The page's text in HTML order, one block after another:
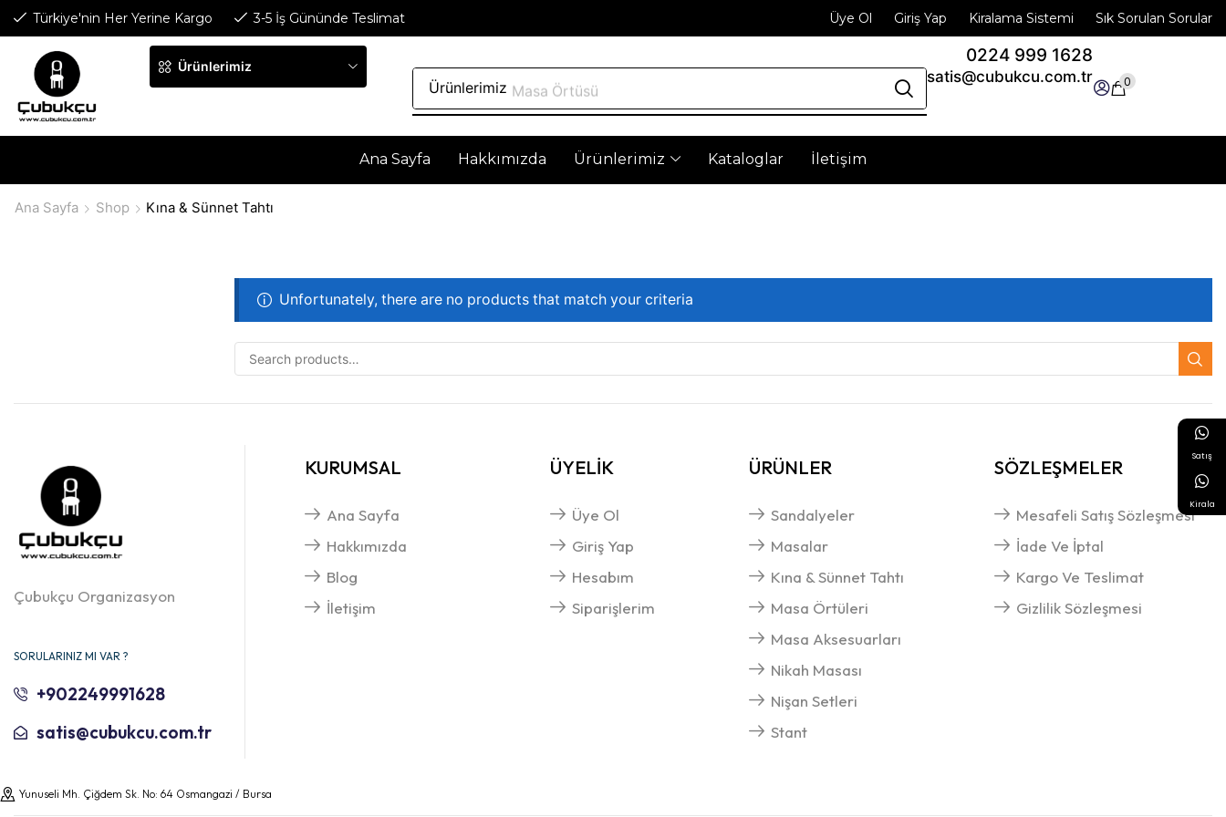
Türkiye'nin Her Yerine Kargo 3-5 İş Gününde Teslimat Üye Ol Giriş Yap Kiralama Sistemi Sık Sorulan Sorular
Ürünlerimiz
Ürünlerimiz Masa Örtüsü
0224 999 1628
satis@cubukcu.com.tr 0
Ana Sayfa Hakkımızda Ürünlerimiz Kataloglar İletişim
Ana Sayfa Shop Kına & Sünnet Tahtı Yenilikçi Çözümler
Unfortunately, there are no products that match your criteria
Çubukçu Organizasyon
SORULARINIZ MI VAR ?
+902249991628
satis@cubukcu.com.tr
KURUMSAL
Ana Sayfa
Hakkımızda
Blog
İletişim
ÜYELİK
Üye Ol
Giriş Yap
Hesabım
Siparişlerim
ÜRÜNLER
Sandalyeler
Masalar
Kına & Sünnet Tahtı
Masa Örtüleri
Masa Aksesuarları
Nikah Masası
Nişan Setleri
Stant
SÖZLEŞMELER
Mesafeli Satış Sözleşmesi
İade Ve İptal
Kargo Ve Teslimat
Gizlilik Sözleşmesi
Yunuseli Mh. Çiğdem Sk. No: 64 Osmangazi / Bursa
Satış
Kirala